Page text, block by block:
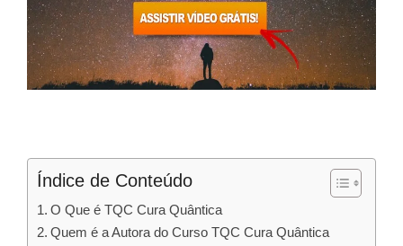
Índice de Conteúdo
O Que é TQC Cura Quântica
Quem é a Autora do Curso TQC Cura Quântica